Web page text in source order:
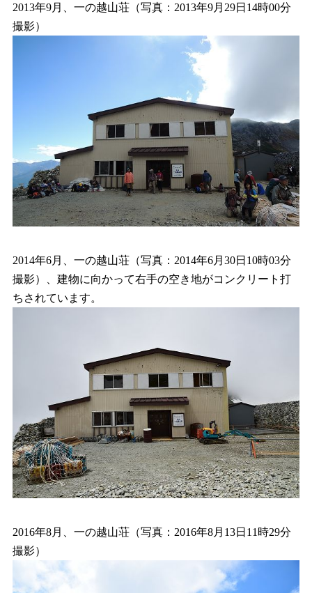
2013年9月、一の越山荘（写真：2013年9月29日14時00分
撮影）
2014年6月、一の越山荘（写真：2014年6月30日10時03分
撮影）、建物に向かって右手の空き地がコンクリート打
ちされています。
2016年8月、一の越山荘（写真：2016年8月13日11時29分
撮影）